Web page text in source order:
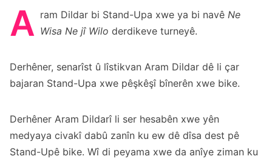
A ram Dildar bi Stand-Upa xwe ya bi navê Ne
Wisa Ne jî Wilo derdikeve turneyê.
Derhêner, senarîst û lîstikvan Aram Dildar dê li çar
bajaran Stand-Upa xwe pêşkêşî bînerên xwe bike.
Derhêner Aram Dildarî li ser hesabên xwe yên
medyaya civakî dabû zanîn ku ew dê dîsa dest pê
Stand-Upê bike. Wî di peyama xwe da anîye ziman ku